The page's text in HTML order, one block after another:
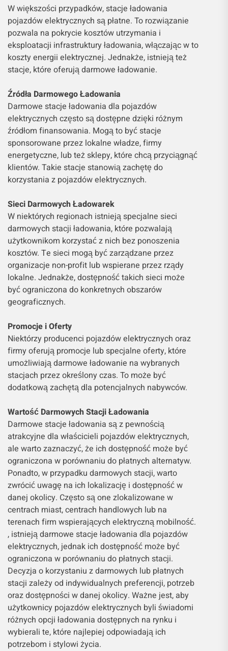
W większości przypadków, stacje ładowania
pojazdów elektrycznych są płatne. To rozwiązanie
pozwala na pokrycie kosztów utrzymania i
eksploatacji infrastruktury ładowania, włączając w to
koszty energii elektrycznej. Jednakże, istnieją też
stacje, które oferują darmowe ładowanie.
Źródła Darmowego Ładowania
Darmowe stacje ładowania dla pojazdów
elektrycznych często są dostępne dzięki różnym
źródłom finansowania. Mogą to być stacje
sponsorowane przez lokalne władze, firmy
energetyczne, lub też sklepy, które chcą przyciągnąć
klientów. Takie stacje stanowią zachętę do
korzystania z pojazdów elektrycznych.
Sieci Darmowych Ładowarek
W niektórych regionach istnieją specjalne sieci
darmowych stacji ładowania, które pozwalają
użytkownikom korzystać z nich bez ponoszenia
kosztów. Te sieci mogą być zarządzane przez
organizacje non-profit lub wspierane przez rządy
lokalne. Jednakże, dostępność takich sieci może
być ograniczona do konkretnych obszarów
geograficznych.
Promocje i Oferty
Niektórzy producenci pojazdów elektrycznych oraz
firmy oferują promocje lub specjalne oferty, które
umożliwiają darmowe ładowanie na wybranych
stacjach przez określony czas. To może być
dodatkową zachętą dla potencjalnych nabywców.
Wartość Darmowych Stacji Ładowania
Darmowe stacje ładowania są z pewnością
atrakcyjne dla właścicieli pojazdów elektrycznych,
ale warto zaznaczyć, że ich dostępność może być
ograniczona w porównaniu do płatnych alternatyw.
Ponadto, w przypadku darmowych stacji, warto
zwrócić uwagę na ich lokalizację i dostępność w
danej okolicy. Często są one zlokalizowane w
centrach miast, centrach handlowych lub na
terenach firm wspierających elektryczną mobilność.
, istnieją darmowe stacje ładowania dla pojazdów
elektrycznych, jednak ich dostępność może być
ograniczona w porównaniu do płatnych stacji.
Decyzja o korzystaniu z darmowych lub płatnych
stacji zależy od indywidualnych preferencji, potrzeb
oraz dostępności w danej okolicy. Ważne jest, aby
użytkownicy pojazdów elektrycznych byli świadomi
różnych opcji ładowania dostępnych na rynku i
wybierali te, które najlepiej odpowiadają ich
potrzebom i stylowi życia.